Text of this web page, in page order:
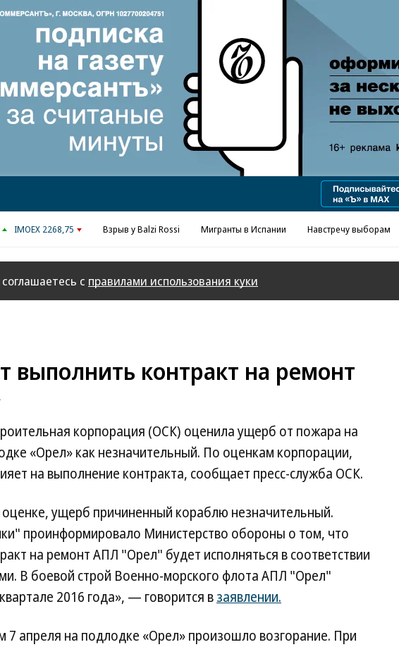
Реклама в «Ъ» www.kommersant.ru/ad
IMOEX 2268,75 Взрыв у Balzi Rossi Мигранты в Испании Навстречу выборам
с правилами использования куки
выполнить контракт на ремонт
корпорация (ОСК) оценила ущерб от пожара на
«Орел» как незначительный. По оценкам корпорации,
на выполнение контракта, сообщает пресс-служба ОСК.
ущерб причиненный кораблю незначительный.
проинформировало Министерство обороны о том, что
на ремонт АПЛ "Орел" будет исполняться в соответствии
В боевой строй Военно-морского флота АПЛ "Орел"
2016 года», — говорится взаявлении.
7 апреля на подлодке «Орел» произошло возгорание. При